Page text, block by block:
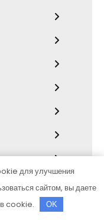
для улучшения
сайтом, вы даете
cookie.
OK